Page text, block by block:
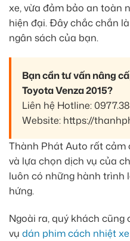
xe, vừa đảm bảo an toàn
hiện đại. Đây chắc chắn
ngân sách của bạn.
Bạn cần tư vấn nâng
Toyota Venza 2015?
Liên hệ Hotline:
Website: https://
Thành Phát Auto rất cảm
và lựa chọn dịch vụ của
luôn có những hành trình
hứng.
Ngoài ra, quý khách
vụ dán phim cách nhiệt